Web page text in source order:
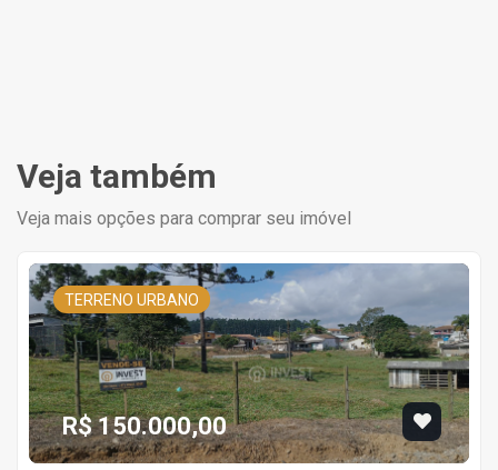
Veja também
Veja mais opções para comprar seu imóvel
TERRENO URBANO
R$ 150.000,00